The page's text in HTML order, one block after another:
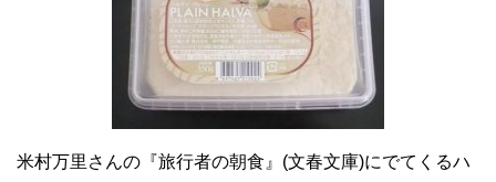
米村万里さんの『旅行者の朝食』(文春文庫)にでてくるハ